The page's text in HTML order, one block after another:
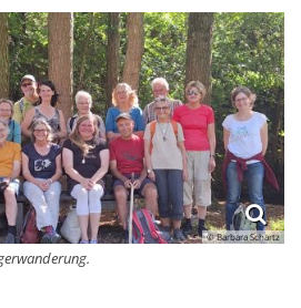
© Barbara Schartz